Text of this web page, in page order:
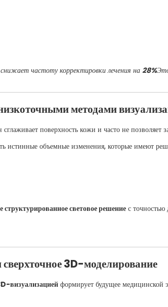
снижает частоту корректировки лечения на 28%
методами
поверхность кожи и часто не позволяет
истинные объемные изменения, которые имеют
структурированное световое решение с точностью
3D-моделирование
визуализацией формирует будущее медицинской